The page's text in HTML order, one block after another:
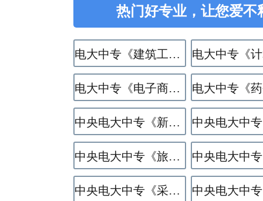
热门好专业，让您爱
电大中专《建筑工程施工》专业
电大中专《电子商务》专业
中央电大中专《新能源汽车运用与维修》专业
中央电大中专《旅游服务与管理》专业
中央电大中专《采矿技术》专业